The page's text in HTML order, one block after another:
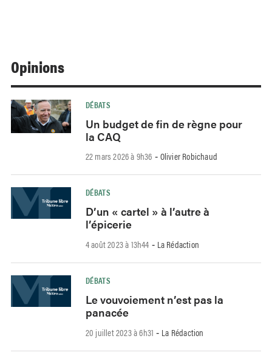
Opinions
DÉBATS
Un budget de fin de règne pour
la CAQ
22 mars 2026 à 9h36 - Olivier Robichaud
DÉBATS
D’un « cartel » à l’autre à
l’épicerie
4 août 2023 à 13h44 - La Rédaction
DÉBATS
Le vouvoiement n’est pas la
panacée
20 juillet 2023 à 6h31 - La Rédaction